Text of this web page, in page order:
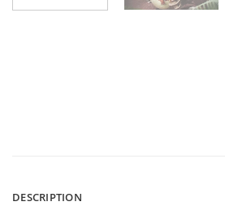
DESCRIPTION